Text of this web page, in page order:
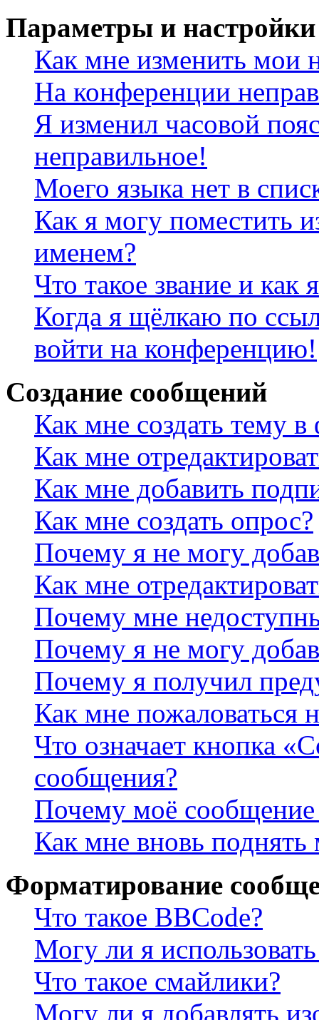
Параметры и настройки
Как мне изменить мои
На конференции
Я изменил часовой
неправильное!
Моего языка нет в
Как я могу поместить
именем?
Что такое звание и как
Когда я щёлкаю по
войти на конференцию!
Создание сообщений
Как мне создать тему
Как мне
Как мне добавить
Как мне создать опрос?
Почему я не могу
Как мне
Почему мне
Почему я не могу
Почему я получил
Как мне пожаловаться
Что означает кнопка
сообщения?
Почему моё сообщение
Как мне вновь
Форматирование
Что такое BBCode?
Могу ли я
Что такое смайлики?
Могу ли я добавлять